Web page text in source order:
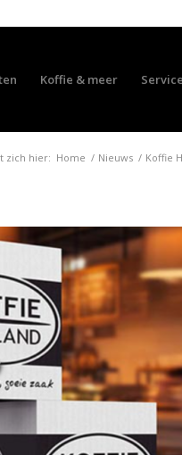
Koffie & meer Service
zich hier: Home / Nieuws / Koffie